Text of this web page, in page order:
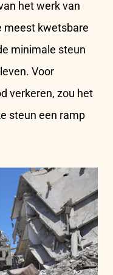
het werk van
meest kwetsbare
minimale steun
Voor
verkeren, zou het
steun een ramp